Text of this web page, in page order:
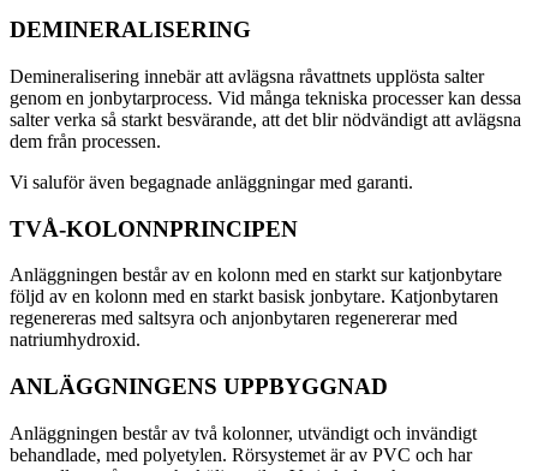
DEMINERALISERING
Demineralisering innebär att avlägsna råvattnets upplösta salter
genom en jonbytarprocess. Vid många tekniska processer kan dessa
salter verka så starkt besvärande, att det blir nödvändigt att avlägsna
dem från processen.
Vi saluför även begagnade anläggningar med garanti.
TVÅ-KOLONNPRINCIPEN
Anläggningen består av en kolonn med en starkt sur katjonbytare
följd av en kolonn med en starkt basisk jonbytare. Katjonbytaren
regenereras med saltsyra och anjonbytaren regenererar med
natriumhydroxid.
ANLÄGGNINGENS UPPBYGGNAD
Anläggningen består av två kolonner, utvändigt och invändigt
behandlade, med polyetylen. Rörsystemet är av PVC och har